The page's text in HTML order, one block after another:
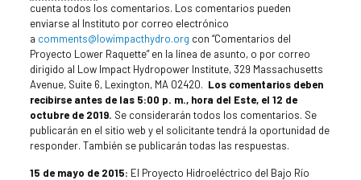
cuenta todos los comentarios. Los comentarios pueden
enviarse al Instituto por correo electrónico
a comments@lowimpacthydro.org con “Comentarios del
Proyecto Lower Raquette” en la línea de asunto, o por correo
dirigido al Low Impact Hydropower Institute, 329 Massachusetts
Avenue, Suite 6, Lexington, MA 02420. Los comentarios deben
recibirse antes de las 5:00 p. m., hora del Este, el 12 de
octubre de 2019. Se considerarán todos los comentarios. Se
publicarán en el sitio web y el solicitante tendrá la oportunidad de
responder. También se publicarán todas las respuestas.
15 de mayo de 2015: El Proyecto Hidroeléctrico del Bajo Río